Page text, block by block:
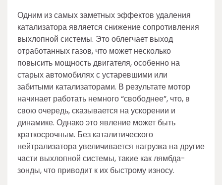
Одним из самых заметных эффектов удаления
катализатора является снижение сопротивления
выхлопной системы. Это облегчает выход
отработанных газов, что может несколько
повысить мощность двигателя, особенно на
старых автомобилях с устаревшими или
забитыми катализаторами. В результате мотор
начинает работать немного “свободнее”, что, в
свою очередь, сказывается на ускорении и
динамике. Однако это явление может быть
краткосрочным. Без каталитического
нейтрализатора увеличивается нагрузка на другие
части выхлопной системы, такие как лямбда-
зонды, что приводит к их быстрому износу.